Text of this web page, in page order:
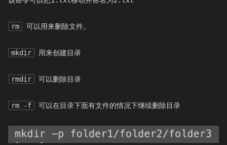
rm 可以用来删除文件。
mkdir 用来创建目录
rmdir 可以删除目录
rm -f 可以在目录下面有文件的情况下继续删除目录